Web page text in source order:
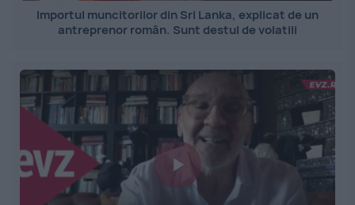
Importul muncitorilor din Sri Lanka, explicat de un
antreprenor român. Sunt destul de volatili